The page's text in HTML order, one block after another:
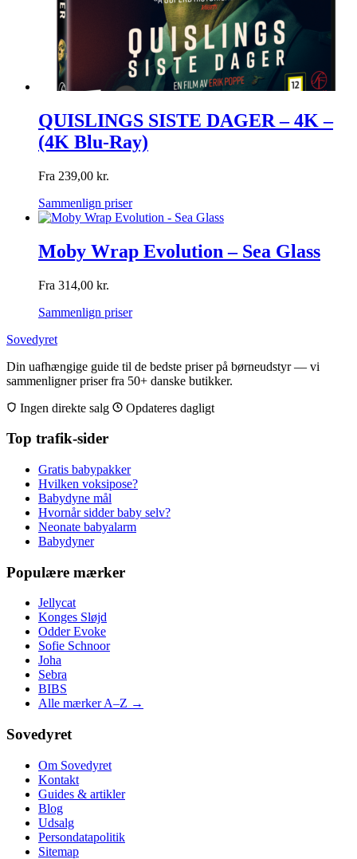
QUISLINGS SISTE DAGER – 4K –
(4K Blu-Ray)
Fra 239,00 kr.
Sammenlign priser
Moby Wrap Evolution – Sea Glass
Fra 314,00 kr.
Sammenlign priser
Sovedyret
Din uafhængige guide til de bedste priser på børneudstyr — vi
sammenligner priser fra 50+ danske butikker.
Ingen direkte salg
Opdateres dagligt
Top trafik-sider
Gratis babypakker
Hvilken voksipose?
Babydyne mål
Hvornår sidder baby selv?
Neonate babyalarm
Babydyner
Populære mærker
Jellycat
Konges Sløjd
Odder Evoke
Sofie Schnoor
Joha
Sebra
BIBS
Alle mærker A–Z →
Sovedyret
Om Sovedyret
Kontakt
Guides & artikler
Blog
Udsalg
Persondatapolitik
Sitemap